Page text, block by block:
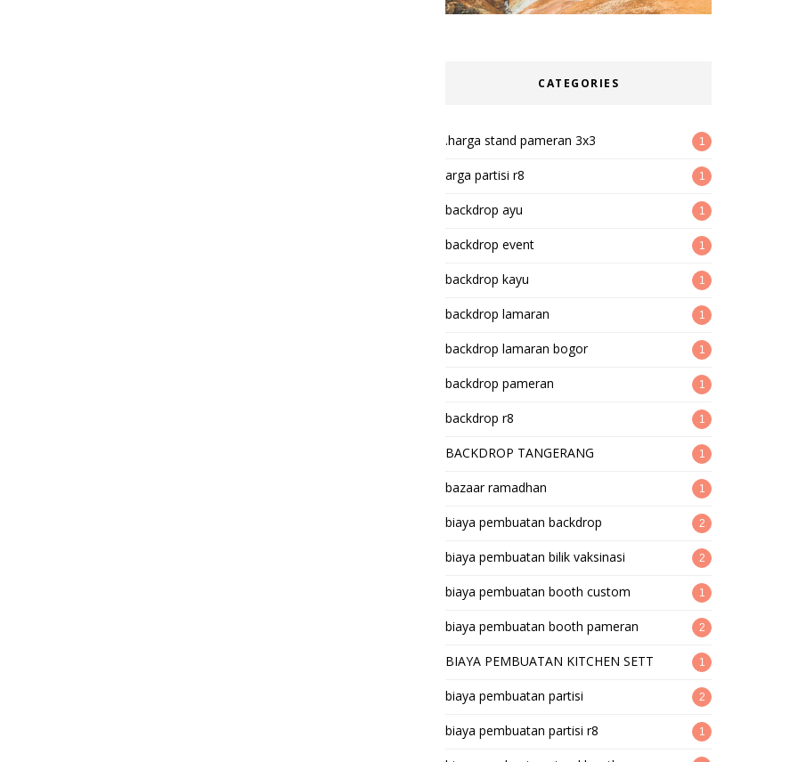
CATEGORIES
.harga stand pameran 3x3 1
arga partisi r8 1
backdrop ayu 1
backdrop event 1
backdrop kayu 1
backdrop lamaran 1
backdrop lamaran bogor 1
backdrop pameran 1
backdrop r8 1
BACKDROP TANGERANG 1
bazaar ramadhan 1
biaya pembuatan backdrop 2
biaya pembuatan bilik vaksinasi 2
biaya pembuatan booth custom 1
biaya pembuatan booth pameran 2
BIAYA PEMBUATAN KITCHEN SETT 1
biaya pembuatan partisi 2
biaya pembuatan partisi r8 1